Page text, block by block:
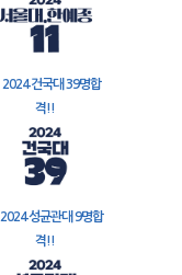
2024 건국대 39명합
격!!
2024 성균관대 9명합
격!!